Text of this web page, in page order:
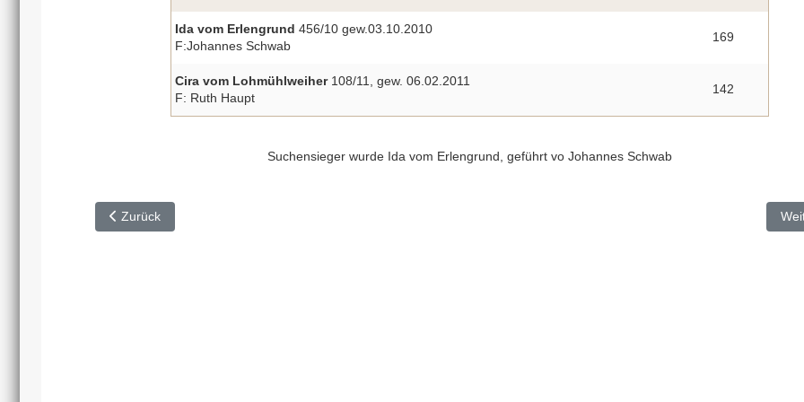
Ida vom Erlengrund 456/10 gew.03.10.2010
F:Johannes Schwab
169
Cira vom Lohmühlweiher 108/11, gew. 06.02.2011
F: Ruth Haupt
142
Suchensieger wurde Ida vom Erlengrund, geführt vo Johannes Schwab
Vorheriger Beitrag: HZP Kulmbach 2012
Zurück